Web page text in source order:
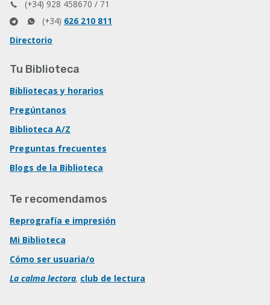
(+34) 928 458670 / 71
(+34) 626 210 811
Directorio
Tu Biblioteca
Bibliotecas y horarios
Pregúntanos
Biblioteca A/Z
Preguntas frecuentes
Blogs de la Biblioteca
Te recomendamos
Reprografía e impresión
Mi Biblioteca
Cómo ser usuaria/o
La calma lectora, club de lectura